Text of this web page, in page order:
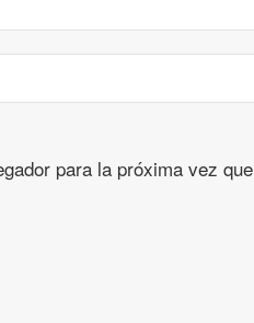
para la próxima vez que